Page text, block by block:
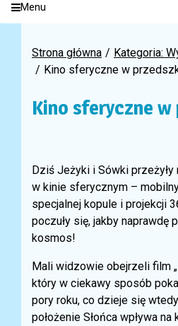
Menu
Strona główna
Kategoria:
Kino sferyczne w
Kino sferyczne
Dziś Jeżyki i Sówki przeżyły
w kinie sferycznym –
specjalnej kopule i projekcji
poczuły się, jakby naprawdę
kosmos!
Mali widzowie obejrzeli film
który w ciekawy sposób
pory roku, co dzieje się
położenie Słońca wpływa na